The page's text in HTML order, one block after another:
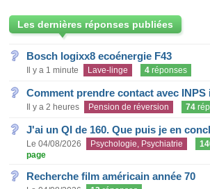
Les dernières réponses publiées
Bosch logixx8 ecoénergie F43
Il y a 1 minute Lave-linge 4 réponses
Comment prendre contact avec INPS
Il y a 2 heures Pension de réversion 74
J'ai un QI de 160. Que puis je en
Le 04/08/2026 Psychologie, Psychiatrie
page
Recherche film américain année 70